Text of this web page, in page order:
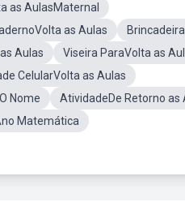
as AulasMaternal
as Aulas
Aulas
Viseira ParaVolta as
CelularVolta as Aulas
Nome
AtividadeDe Retorno as
Matemática